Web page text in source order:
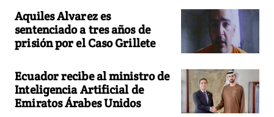
Aquiles Alvarez es
sentenciado a tres años de
prisión por el Caso Grillete
Ecuador recibe al ministro de
Inteligencia Artificial de
Emiratos Árabes Unidos